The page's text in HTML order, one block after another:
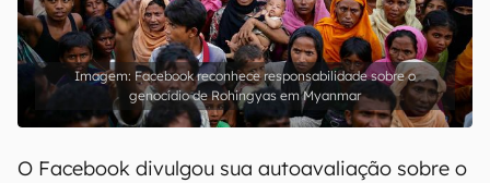
Facebook reconhece responsabilidade sobre o
genocídio de Rohingyas em Myanmar
O Facebook divulgou sua autoavaliação sobre o